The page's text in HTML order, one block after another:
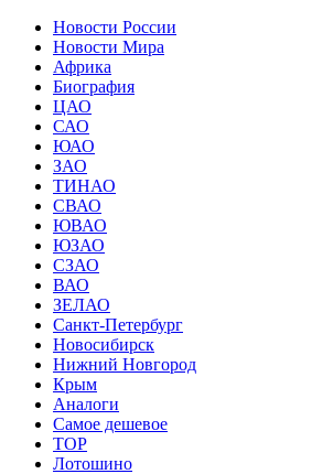
Новости России
Новости Мира
Африка
Биография
ЦАО
САО
ЮАО
ЗАО
ТИНАО
СВАО
ЮВАО
ЮЗАО
СЗАО
ВАО
ЗЕЛАО
Санкт-Петербург
Новосибирск
Нижний Новгород
Крым
Аналоги
Самое дешевое
TOP
Лотошино